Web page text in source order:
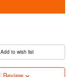
Add to wish list